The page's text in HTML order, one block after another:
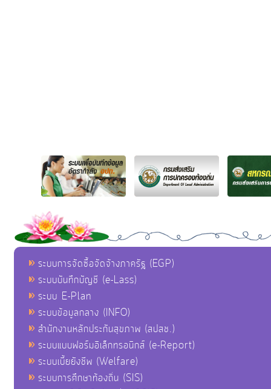
ระบบการจัดซื้อจัดจ้างภาครัฐ (EGP)
ระบบบันทึกบัญชี (e-Lass)
ระบบ E-Plan
ระบบข้อมูลกลาง (INFO)
สำนักงานหลักประกันสุขภาพ (สปสช.)
ระบบแบบฟอร์มอิเล็กทรอนิกส์ (e-Report)
ระบบเบี้ยยังชีพ (Welfare)
ระบบการศึกษาท้องถิ่น (SIS)